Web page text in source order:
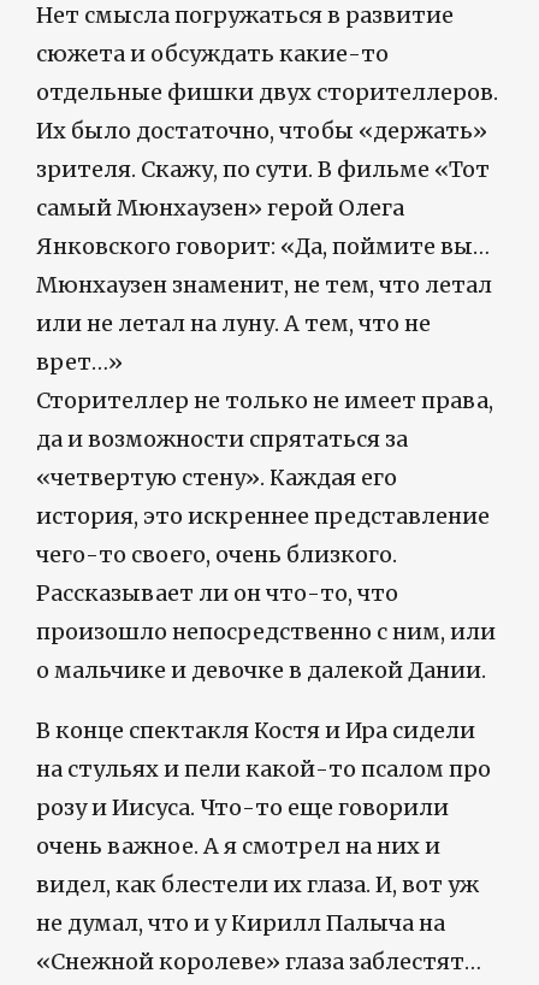
Нет смысла погружаться в развитие
сюжета и обсуждать какие-то
отдельные фишки двух сторителлеров.
Их было достаточно, чтобы «держать»
зрителя. Скажу, по сути. В фильме «Тот
самый Мюнхаузен» герой Олега
Янковского говорит: «Да, поймите вы…
Мюнхаузен знаменит, не тем, что летал
или не летал на луну. А тем, что не
врет…»
Сторителлер не только не имеет права,
да и возможности спрятаться за
«четвертую стену». Каждая его
история, это искреннее представление
чего-то своего, очень близкого.
Рассказывает ли он что-то, что
произошло непосредственно с ним, или
о мальчике и девочке в далекой Дании.
В конце спектакля Костя и Ира сидели
на стульях и пели какой-то псалом про
розу и Иисуса. Что-то еще говорили
очень важное. А я смотрел на них и
видел, как блестели их глаза. И, вот уж
не думал, что и у Кирилл Палыча на
«Снежной королеве» глаза заблестят…